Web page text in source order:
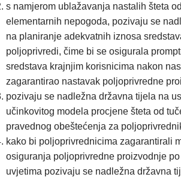
s namjerom ublažavanja nastalih šteta
elementarnih nepogoda, pozivaju se
na planiranje adekvatnih iznosa
poljoprivredi, čime bi se osigurala
sredstava krajnjim korisnicima nakon
zagarantirao nastavak poljoprivredne
pozivaju se nadležna državna tijela na
učinkovitog modela procjene šteta od
pravednog obeštećenja za
kako bi poljoprivrednicima zagarantirali
osiguranja poljoprivredne proizvodnje
uvjetima pozivaju se nadležna državna